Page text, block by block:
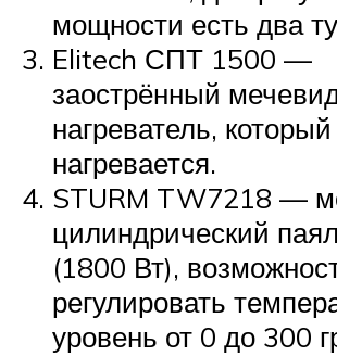
мощности есть два
Elitech СПТ 1500 —
заострённый
нагреватель,
нагревается.
STURM TW7218 —
цилиндрический
(1800 Вт),
регулировать
уровень от 0 до 300